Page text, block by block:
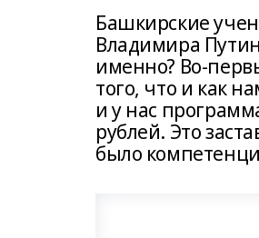
Башкирские
Владимира
именно? Во-
того, что и как
и у нас
рублей. Это
было